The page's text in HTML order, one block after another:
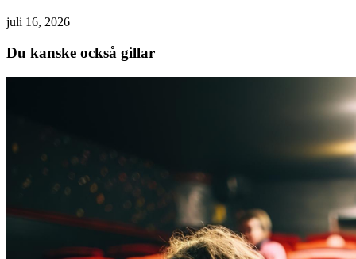
juli 16, 2026
Du kanske också gillar